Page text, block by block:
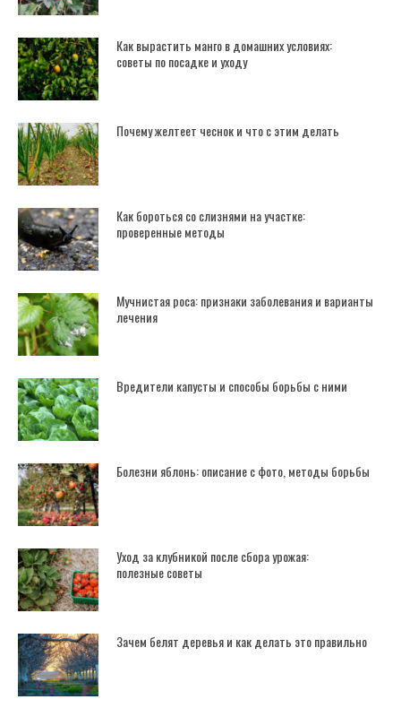
Как вырастить манго в домашних условиях:
советы по посадке и уходу
Почему желтеет чеснок и что с этим делать
Как бороться со слизнями на участке:
проверенные методы
Мучнистая роса: признаки заболевания и варианты
лечения
Вредители капусты и способы борьбы с ними
Болезни яблонь: описание с фото, методы борьбы
Уход за клубникой после сбора урожая:
полезные советы
Зачем белят деревья и как делать это правильно